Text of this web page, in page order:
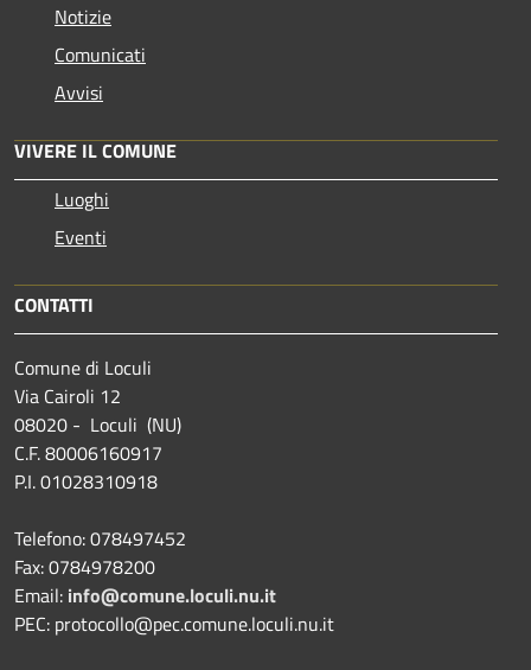
Notizie
Comunicati
Avvisi
VIVERE IL COMUNE
Luoghi
Eventi
CONTATTI
Comune di Loculi
Via Cairoli 12
08020 - Loculi (NU)
C.F. 80006160917
P.I. 01028310918
Telefono: 078497452
Fax: 0784978200
Email: info@comune.loculi.nu.it
PEC: protocollo@pec.comune.loculi.nu.it